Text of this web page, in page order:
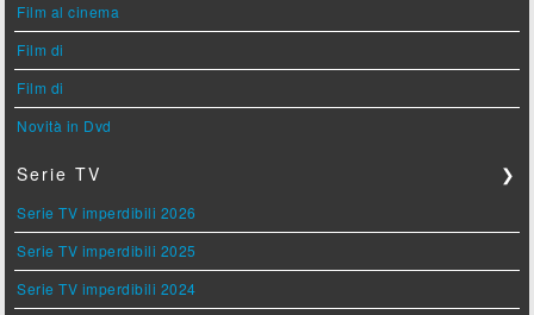
Film al cinema
Film di
Film di
Novità in Dvd
Serie TV ❯
Serie TV imperdibili 2026
Serie TV imperdibili 2025
Serie TV imperdibili 2024